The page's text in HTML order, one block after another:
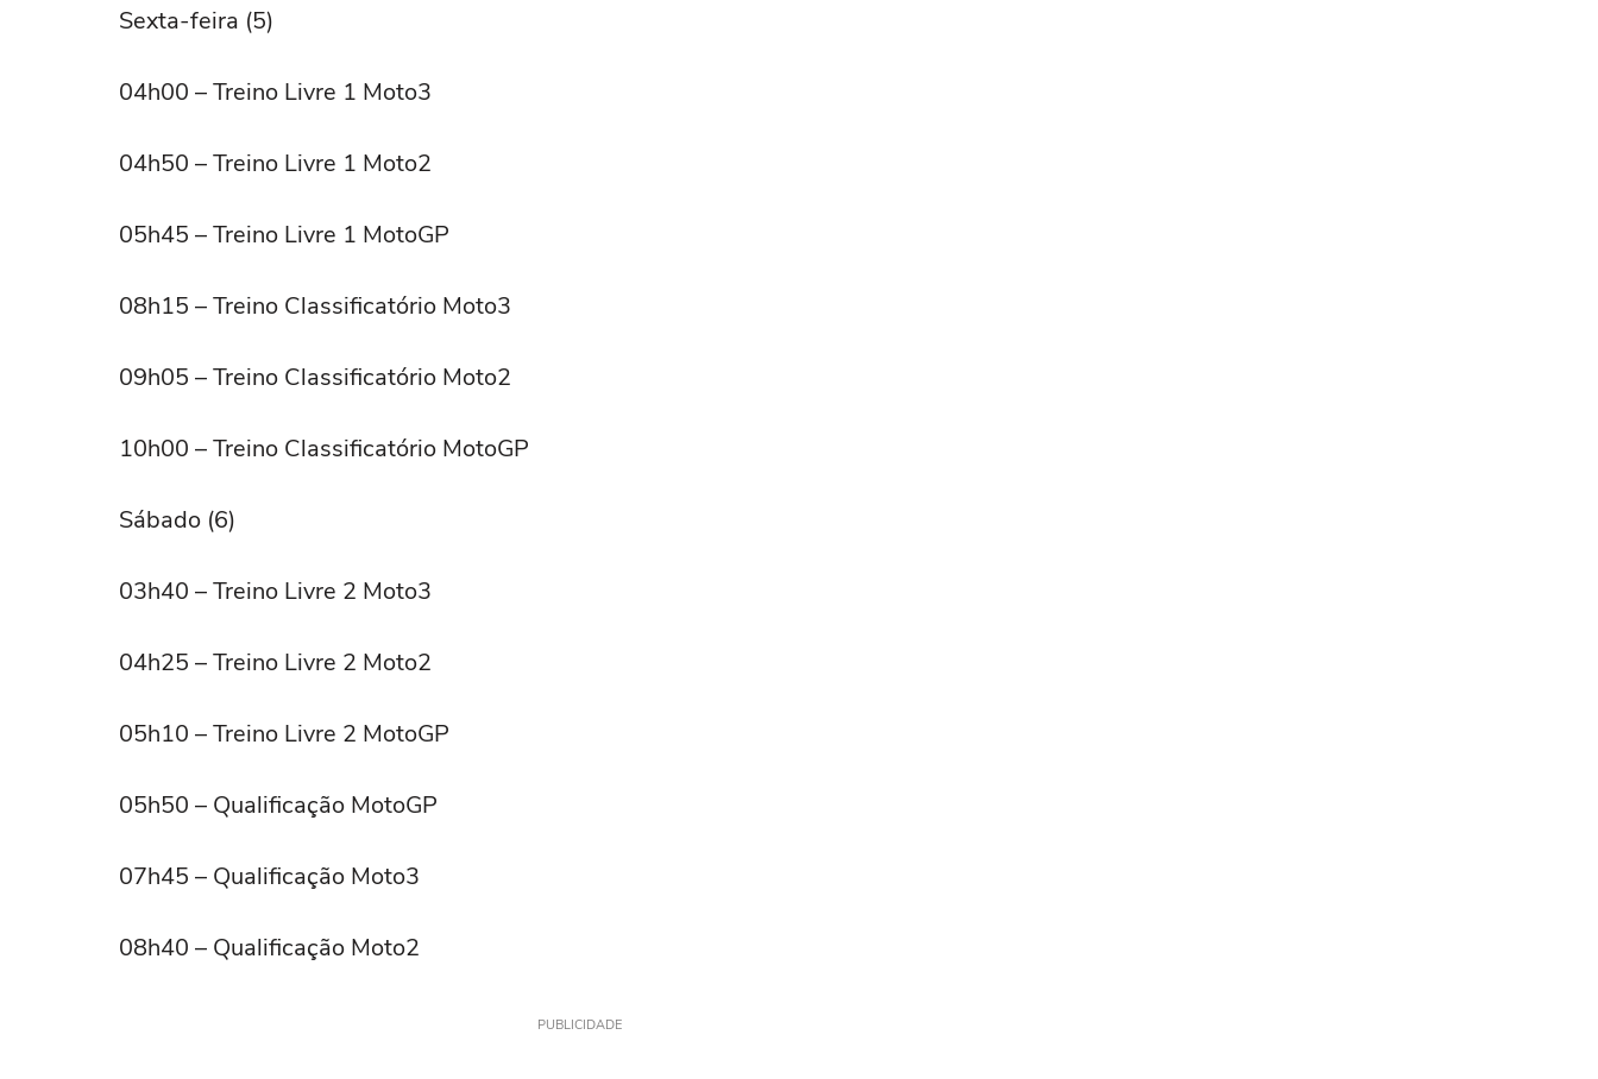
Sexta-feira (5)
04h00 – Treino Livre 1 Moto3
04h50 – Treino Livre 1 Moto2
05h45 – Treino Livre 1 MotoGP
08h15 – Treino Classificatório Moto3
09h05 – Treino Classificatório Moto2
10h00 – Treino Classificatório MotoGP
Sábado (6)
03h40 – Treino Livre 2 Moto3
04h25 – Treino Livre 2 Moto2
05h10 – Treino Livre 2 MotoGP
05h50 – Qualificação MotoGP
07h45 – Qualificação Moto3
08h40 – Qualificação Moto2
PUBLICIDADE